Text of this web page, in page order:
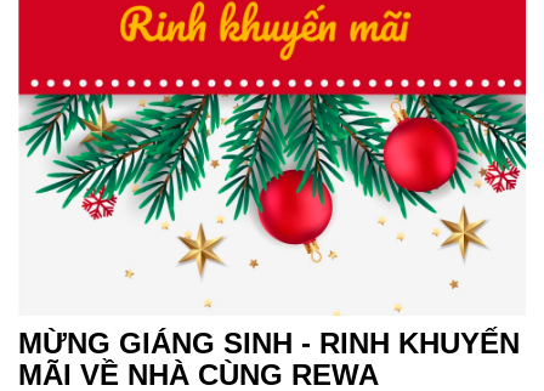
MỪNG GIÁNG SINH - RINH KHUYẾN
MÃI VỀ NHÀ CÙNG REWA